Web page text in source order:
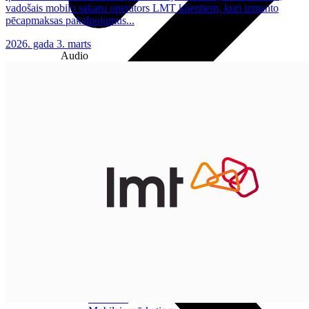
Audio
vadošais mobilo sakaru operators LMT klientiem, kuri izmanto
pēcapmaksas pakalpojumus...
2026. gada 3. marts